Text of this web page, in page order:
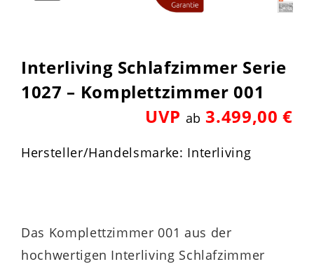
Interliving Schlafzimmer Serie
1027 – Komplettzimmer 001
UVP ab 3.499,00 €
Hersteller/Handelsmarke: Interliving
Das Komplettzimmer 001 aus der
hochwertigen Interliving Schlafzimmer